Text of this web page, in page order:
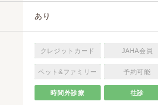
あり
クレジットカード JAHA会員
ペット&ファミリー 予約可能
時間外診療 往診